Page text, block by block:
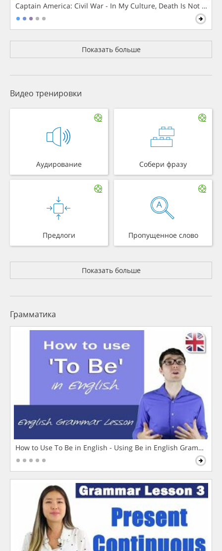
Captain America: Civil War - In My Culture, Death Is Not The
Показать больше
Видео тренировки
Аудирование Собери фразу
Предлоги Пропущенное слово
Показать больше
Грамматика
How to Use To Be in English - Using Be in English Grammar